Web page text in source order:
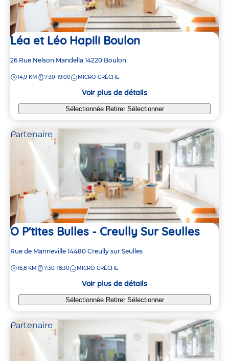
Léa et Léo Hapili Boulon
Adresse
la
26 Rue Nelson Mandella 14220 Boulon
DISTANCE
14,9 KM 7:30-19:00 MICRO-CRÈCHE
Voir plus de détails
Sélectionnée Retirer Sélectionner
Partenaire
O P'tites Bulles - Creully Sur Seulles
Adresse
la
Rue de Manneville 14480 Creully sur Seulles
DISTANCE
16,8 KM 7:30-18:30 MICRO-CRÈCHE
Voir plus de détails
Sélectionnée Retirer Sélectionner
Partenaire